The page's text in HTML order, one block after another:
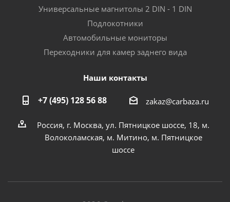
Универсальные магнитолы 2 DIN - 1 DIN
Подлокотники
Автомобильные мониторы
Переходники для камер заднего вида
Наши контакты
+7 (495) 128 56 88 zakaz@carbaza.ru
Россия, г. Москва, ул. Пятницкое шоссе, 18, м.
Волоколамская, м. Митино, м. Пятницкое
шоссе